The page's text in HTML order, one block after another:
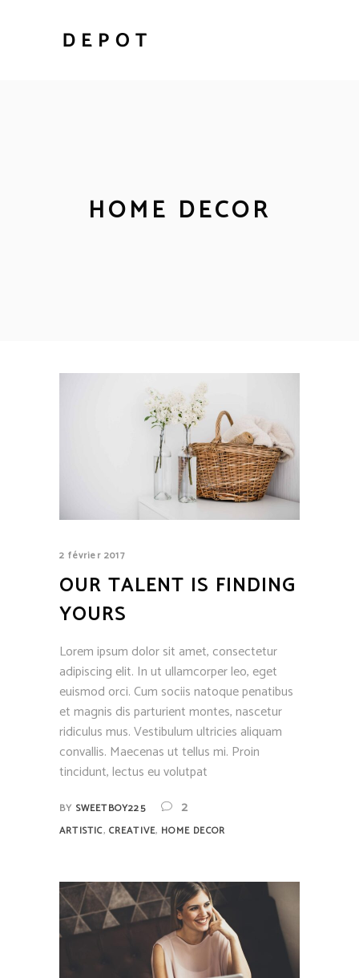
HOME DECOR
2 février 2017
OUR TALENT IS FINDING
YOURS
Lorem ipsum dolor sit amet, consectetur
adipiscing elit. In ut ullamcorper leo, eget
euismod orci. Cum sociis natoque penatibus
et magnis dis parturient montes, nascetur
ridiculus mus. Vestibulum ultricies aliquam
convallis. Maecenas ut tellus mi. Proin
tincidunt, lectus eu volutpat
BY SWEETBOY225 2
ARTISTIC, CREATIVE, HOME DECOR